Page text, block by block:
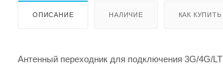
ОПИСАНИЕ НАЛИЧИЕ КАК КУПИТЬ
Антенный переходник для подключения 3G/4G/